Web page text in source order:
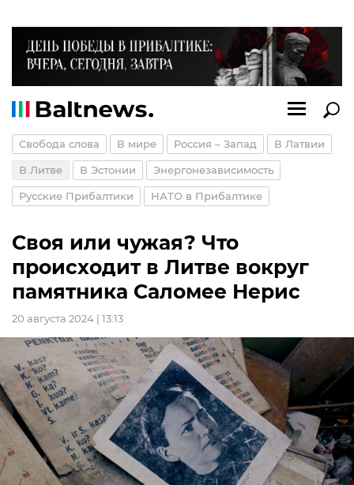
Свобода слова В мире Россия – Запад В Латвии
В Литве В Эстонии Энергонезависимость
Русские Прибалтики НАТО в Прибалтике
Своя или чужая? Что
происходит в Литве вокруг
памятника Саломее Нерис
20 августа 2024 | 13:13